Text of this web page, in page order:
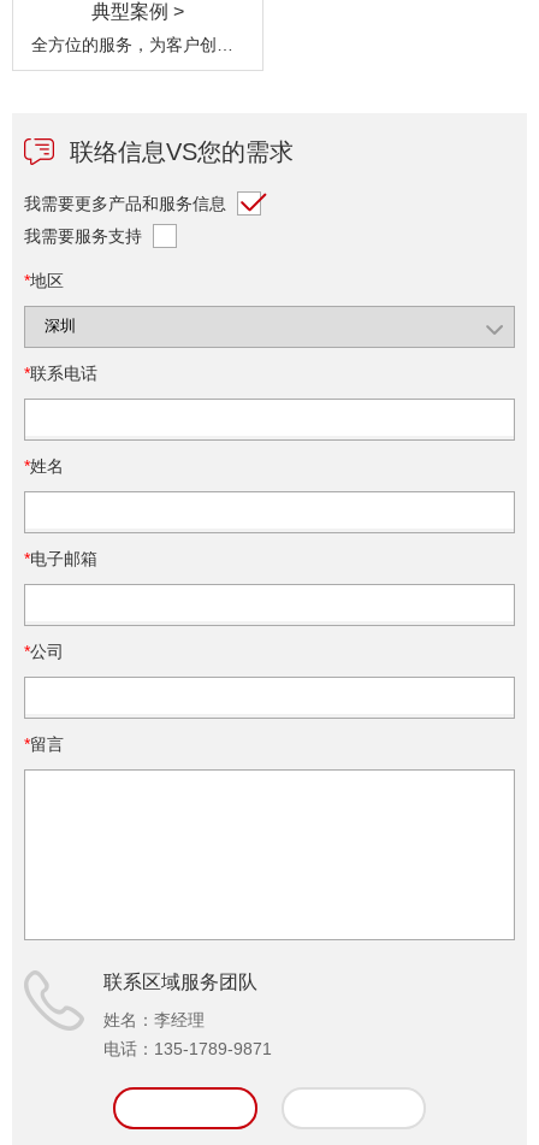
典型案例 >
全方位的服务，为客户创造
最大价值
联络信息VS您的需求
我需要更多产品和服务信息
我需要服务支持
*地区
*联系电话
*姓名
*电子邮箱
*公司
*留言
联系区域服务团队
姓名： 李经理
电话： 135-1789-9871